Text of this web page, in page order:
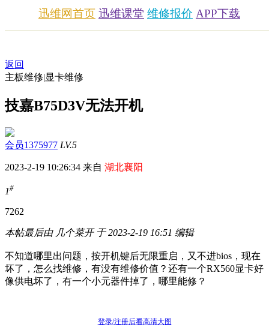
迅维网首页 迅维课堂 维修报价 APP下载
返回
主板维修|显卡维修
技嘉B75D3V无法开机
会员1375977 LV.5
2023-2-19 10:26:34 来自 湖北襄阳
1#
7262
本帖最后由 几个菜开 于 2023-2-19 16:51 编辑
不知道哪里出问题，按开机键后无限重启，又不进bios，现在
坏了，怎么找维修，有没有维修价值？还有一个RX560显卡好
像供电坏了，有一个小元器件掉了，哪里能修？
登录/注册后看高清大图